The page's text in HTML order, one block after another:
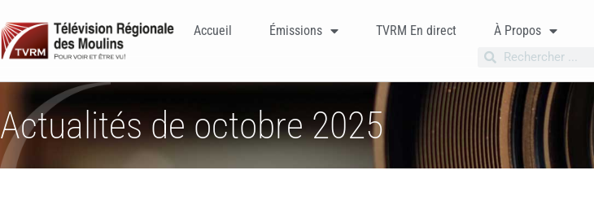
Accueil Émissions TVRM En direct À Propos
Actualités de octobre 2025